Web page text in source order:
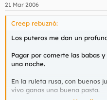
21 Mar 2006
Creep rebuznó:
Los puteros me dan un
Pagar por comerte las babas
una noche.
En la ruleta rusa, con buenos
vivo ganas una buena pasta.